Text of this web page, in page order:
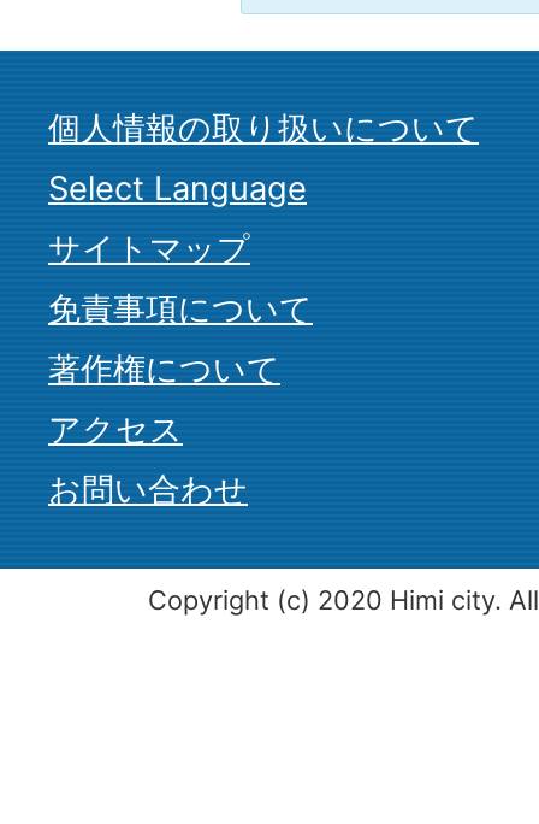
個人情報の取り扱いについて
Select Language
サイトマップ
免責事項について
著作権について
アクセス
お問い合わせ
Copyright (c) 2020 Himi city.